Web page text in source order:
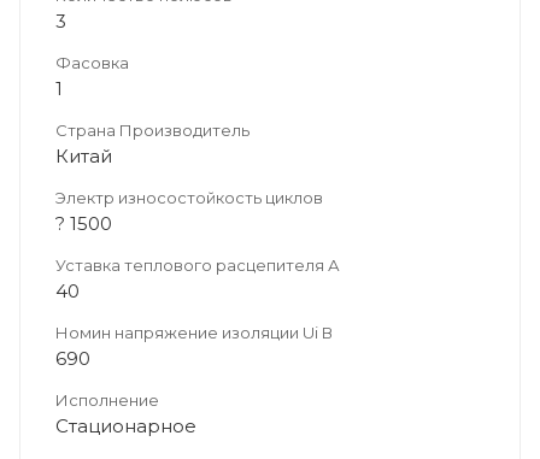
3
Фасовка
1
Страна Производитель
Китай
Электр износостойкость циклов
? 1500
Уставка теплового расцепителя А
40
Номин напряжение изоляции Ui В
690
Исполнение
Стационарное